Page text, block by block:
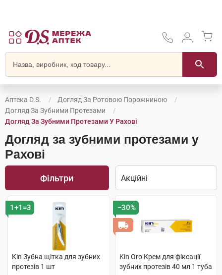
Аптека D.S.
Догляд За Ротовою Порожниною
Догляд За Зубними Протезами
Догляд За Зубними Протезами У Рахові
Догляд за зубними протезами у
Рахові
Фільтри
1+1=3
Kin Зубна щітка для зубних
протезів 1 шт
−30%
Kin Oro Крем для фіксації
зубних протезів 40 мл 1 туба